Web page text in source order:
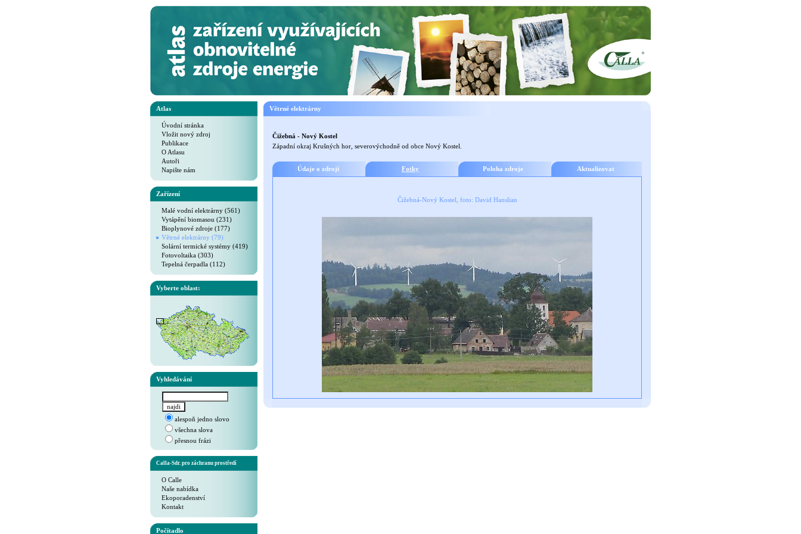
Atlas
Úvodní stránka
Vložit nový zdroj
Publikace
O Atlasu
Autoři
Napište nám
Zařízení
Malé vodní elektrárny (561)
Vytápění biomasou (231)
Bioplynové zdroje (177)
Větrné elektrárny (79)
Solární termické systémy (419)
Fotovoltaika (303)
Tepelná čerpadla (112)
Vyberte oblast:
Vyhledávání
alespoň jedno slovo
všechna slova
přesnou frázi
Calla-Sdr. pro záchranu prostředí
O Calle
Naše nabídka
Ekoporadenství
Kontakt
Počítadlo
Větrné elektrárny
Čižebná - Nový Kostel
Západní okraj Krušných hor, severovýchodně od obce Nový Kostel.
Údaje o zdroji Fotky Poloha zdroje Aktualizovat
Čižebná-Nový Kostel, foto: David Hanslian